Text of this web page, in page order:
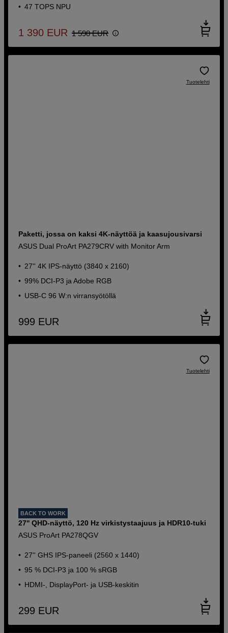
47 TOPS NPU
1 390 EUR 1 590 EUR
Tuotelehti
Paketti, jossa on kaksi 4K-näyttöä ja kaasujousivarsi
ASUS Dual ProArt PA279CRV with Monitor Arm
27'' 4K IPS-näyttö (3840 x 2160)
99% DCI-P3 ja Adobe RGB
USB-C 96 W:n virransyötöllä
999 EUR
Tuotelehti
BACK TO WORK
27'' QHD-näyttö, 120 Hz virkistystaajuus ja HDR10-tuki
ASUS ProArt PA278QGV
27'' GHS IPS-paneeli (2560 x 1440)
95 % DCI-P3 ja 100 % sRGB
HDMI-, DisplayPort- ja USB-keskitin
299 EUR